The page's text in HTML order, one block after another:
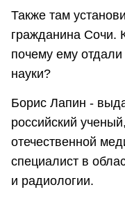
Также там
гражданина Сочи.
почему ему
науки?
Борис Лапин -
российский
отечественной
специалист в
и радиологии.